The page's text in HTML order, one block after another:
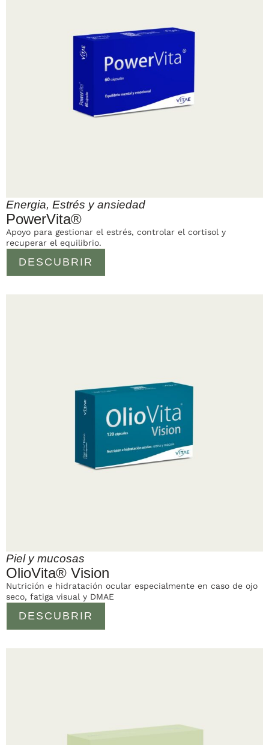
Energia, Estrés y ansiedad
PowerVita®
DESCUBRIR
Apoyo para gestionar el estrés, controlar el cortisol y
recuperar el equilibrio.
Piel y mucosas
OlioVita® Vision
DESCUBRIR
Nutrición e hidratación ocular especialmente en caso de ojo
seco, fatiga visual y DMAE